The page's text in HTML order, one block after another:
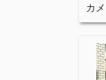
カ